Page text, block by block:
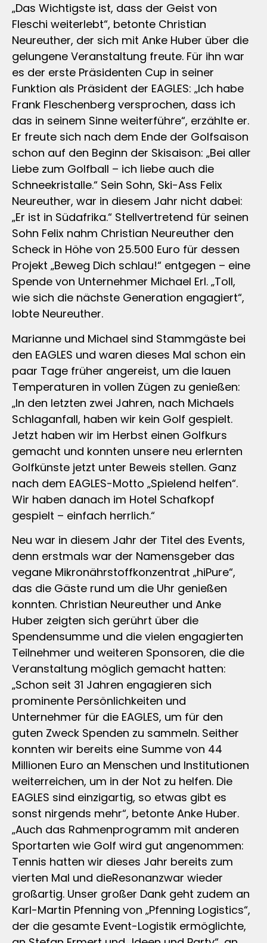
„Das Wichtigste ist, dass der Geist von
Fleschi weiterlebt“, betonte Christian
Neureuther, der sich mit Anke Huber über die
gelungene Veranstaltung freute. Für ihn war
es der erste Präsidenten Cup in seiner
Funktion als Präsident der EAGLES: „Ich habe
Frank Fleschenberg versprochen, dass ich
das in seinem Sinne weiterführe“, erzählte er.
Er freute sich nach dem Ende der Golfsaison
schon auf den Beginn der Skisaison: „Bei aller
Liebe zum Golfball – ich liebe auch die
Schneekristalle.“ Sein Sohn, Ski-Ass Felix
Neureuther, war in diesem Jahr nicht dabei:
„Er ist in Südafrika.“ Stellvertretend für seinen
Sohn Felix nahm Christian Neureuther den
Scheck in Höhe von 25.500 Euro für dessen
Projekt „Beweg Dich schlau!“ entgegen – eine
Spende von Unternehmer Michael Erl. „Toll,
wie sich die nächste Generation engagiert“,
lobte Neureuther.
Marianne und Michael sind Stammgäste bei
den EAGLES und waren dieses Mal schon ein
paar Tage früher angereist, um die lauen
Temperaturen in vollen Zügen zu genießen:
„In den letzten zwei Jahren, nach Michaels
Schlaganfall, haben wir kein Golf gespielt.
Jetzt haben wir im Herbst einen Golfkurs
gemacht und konnten unsere neu erlernten
Golfkünste jetzt unter Beweis stellen. Ganz
nach dem EAGLES-Motto „Spielend helfen“.
Wir haben danach im Hotel Schafkopf
gespielt – einfach herrlich.“
Neu war in diesem Jahr der Titel des Events,
denn erstmals war der Namensgeber das
vegane Mikronährstoffkonzentrat „hiPure“,
das die Gäste rund um die Uhr genießen
konnten. Christian Neureuther und Anke
Huber zeigten sich gerührt über die
Spendensumme und die vielen engagierten
Teilnehmer und weiteren Sponsoren, die die
Veranstaltung möglich gemacht hatten:
„Schon seit 31 Jahren engagieren sich
prominente Persönlichkeiten und
Unternehmer für die EAGLES, um für den
guten Zweck Spenden zu sammeln. Seither
konnten wir bereits eine Summe von 44
Millionen Euro an Menschen und Institutionen
weiterreichen, um in der Not zu helfen. Die
EAGLES sind einzigartig, so etwas gibt es
sonst nirgends mehr“, betonte Anke Huber.
„Auch das Rahmenprogramm mit anderen
Sportarten wie Golf wird gut angenommen:
Tennis hatten wir dieses Jahr bereits zum
vierten Mal und dieResonanzwar wieder
großartig. Unser großer Dank geht zudem an
Karl-Martin Pfenning von „Pfenning Logistics“,
der die gesamte Event-Logistik ermöglichte,